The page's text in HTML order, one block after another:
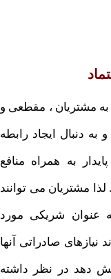
به مشتریان ، مقطعی و
به دنبال ایجاد رابطه
به همراه منافع
مشتریان می توانند
عنوان شریکی مورد
نیازهای صادراتی آنها
دهد در نظر داشته